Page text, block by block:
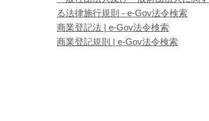
る法律施行規則 - e-Gov法令検索
商業登記法 | e-Gov法令検索
商業登記規則 | e-Gov法令検索